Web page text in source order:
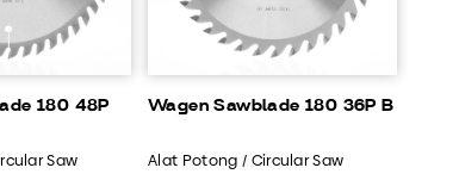
180 48P
Saw
Wagen Sawblade 180 36P B
Alat Potong / Circular Saw